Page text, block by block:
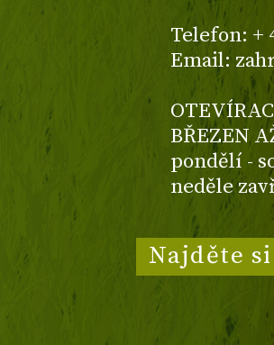
Telefon: +
Email:
BŘEZEN
pondělí -
neděle
Najděte